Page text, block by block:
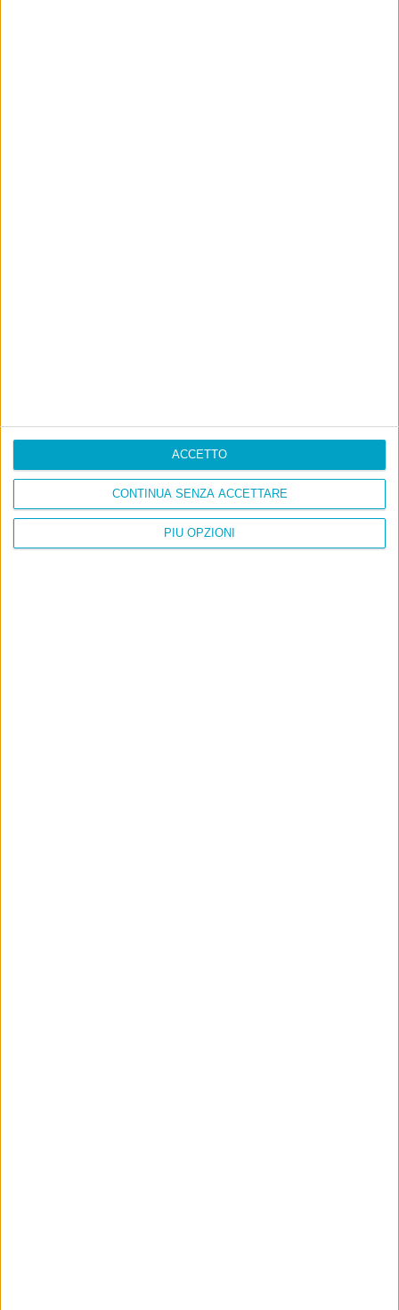
PIÙ OPZIONI
CONTINUA SENZA ACCETTARE
ACCETTO